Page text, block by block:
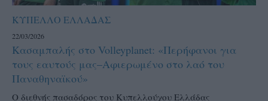
ΚΥΠΕΛΛΟ ΕΛΛΑΔΑΣ
22/03/2026
Κασαμπαλής στο Volleyplanet: «Περήφανοι για
τους εαυτούς μας–Aφιερωμένο στο λαό του
Παναθηναϊκού»
Ο διεθνής πασαδόρος του Κυπελλούχου Ελλάδας